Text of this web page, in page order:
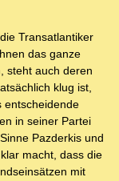
Transatlantiker
das ganze
steht auch deren
klug ist,
entscheidende
in seiner Partei
Pazderkis und
macht, dass die
mit